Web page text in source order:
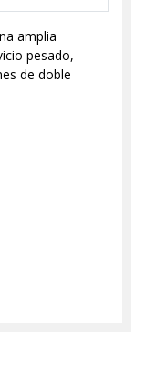
amplia
pesado,
de doble